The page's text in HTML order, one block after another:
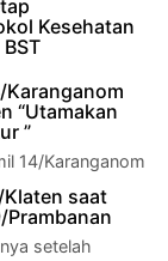
Kesehatan
dalam
Karanganom
“Utamakan
”
14/Karanganom
Ibadah
saat
setelah